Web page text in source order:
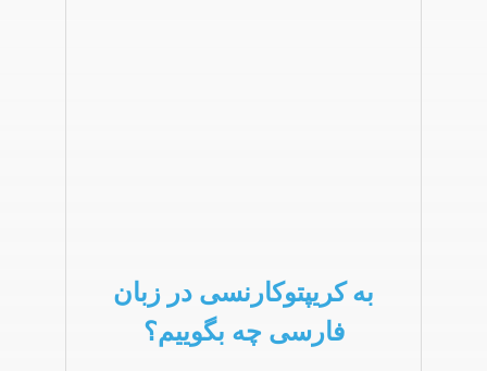
به کریپتوکارنسی در زبان
فارسی چه بگوییم؟